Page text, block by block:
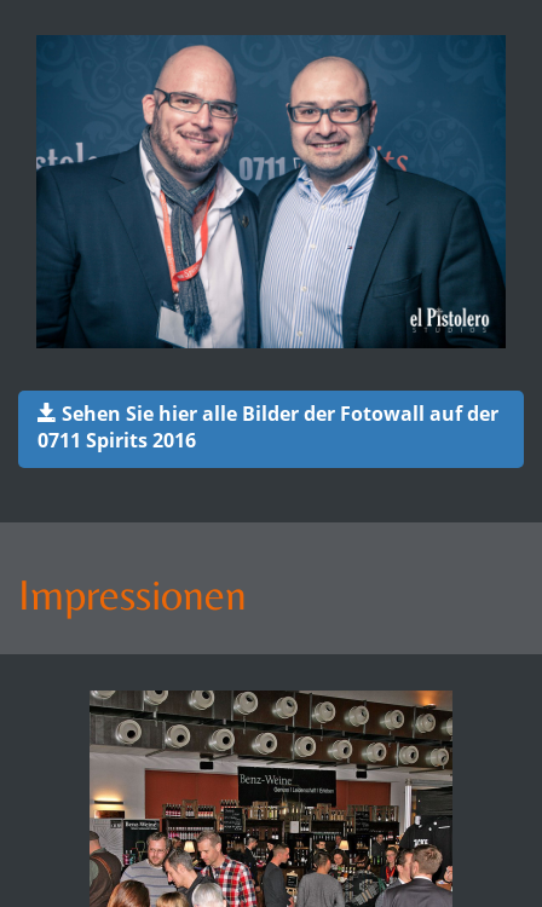
Sehen Sie hier alle Bilder der Fotowall auf der
0711 Spirits 2016
Impressionen